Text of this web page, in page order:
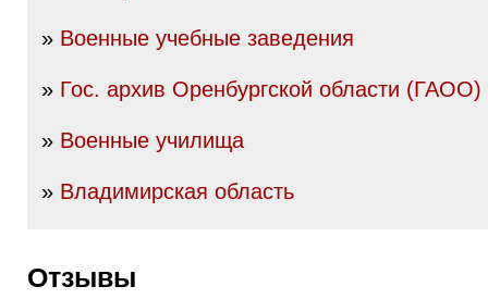
» Военные учебные заведения
» Гос. архив Оренбургской области (ГАОО)
» Военные училища
» Владимирская область
Отзывы